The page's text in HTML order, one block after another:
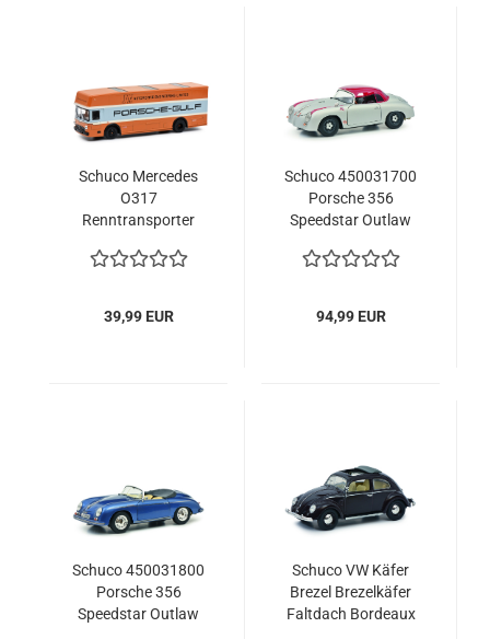
Schuco Mercedes
O317
Renntransporter
limited Modellauto
39,99 EUR
Schuco 450031700
Porsche 356
Speedstar Outlaw
Modelauto
94,99 EUR
Schuco 450031800
Porsche 356
Speedstar Outlaw
Schuco VW Käfer
Brezel Brezelkäfer
Faltdach Bordeaux